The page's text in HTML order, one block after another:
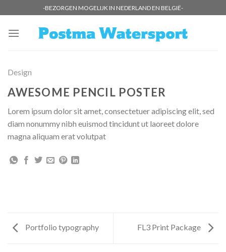
to
content
-BEZORGEN MOGELIJK IN NEDERLAND EN BELGIË-
Design
AWESOME PENCIL POSTER
Lorem ipsum dolor sit amet, consectetuer adipiscing elit, sed
diam nonummy nibh euismod tincidunt ut laoreet dolore
magna aliquam erat volutpat
Portfolio typography FL3 Print Package